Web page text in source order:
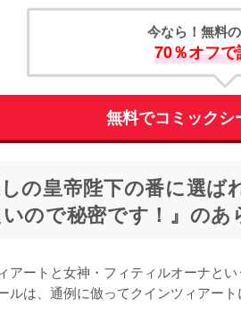
今なら！無料
70％オフ
無料でコミック
の皇帝陛下の番に選
ので秘密です！』の
アートと女神・フィティルオーナと
ルは、通例に倣ってクインツィアート